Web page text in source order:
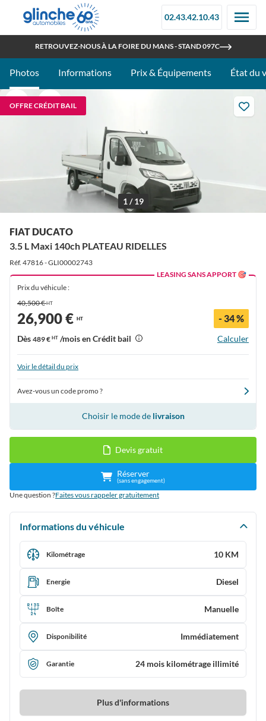
02.43.42.10.43
RETROUVEZ-NOUS À LA FOIRE DU MANS - STAND 097C
OUVERT TOUT L'ÉTÉ
Photos Informations Prix & Équipements État du
OFFRE CRÉDIT BAIL
1 / 19
FIAT DUCATO
3.5 L Maxi 140ch PLATEAU RIDELLES
Réf. 47816 - GLI00002743
Prix du véhicule :
40,500 €HT
26,900 € HT - 34 %
Dès 489 € HT /mois en Crédit bail Calculer
Voir le détail du prix
Avez-vous un code promo ?
Choisir le mode de livraison
LEASING SANS APPORT 🎯
Devis gratuit
Réserver
(sans engagement)
Une question ?Faites vous rappeler gratuitement
Informations du véhicule
Kilométrage 10 KM
Energie Diesel
Boîte Manuelle
Disponibilité Immédiatement
Garantie 24 mois kilométrage illimité
Plus d'informations